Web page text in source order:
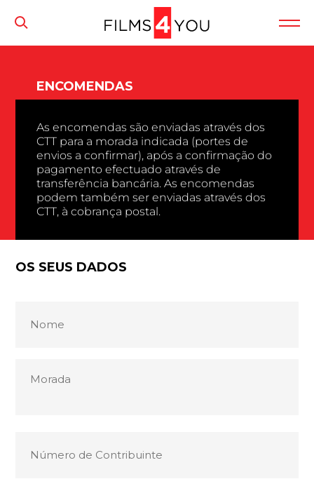
ENCOMENDAS
As encomendas são enviadas através dos
CTT para a morada indicada (portes de
envios a confirmar), após a confirmação do
pagamento efectuado através de
transferência bancária. As encomendas
podem também ser enviadas através dos
CTT, à cobrança postal.
OS SEUS DADOS